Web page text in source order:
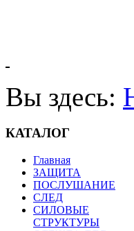
Вы здесь:
КАТАЛОГ
Главная
ЗАЩИТА
ПОСЛУШАНИЕ
СЛЕД
СИЛОВЫЕ
СТРУКТУРЫ